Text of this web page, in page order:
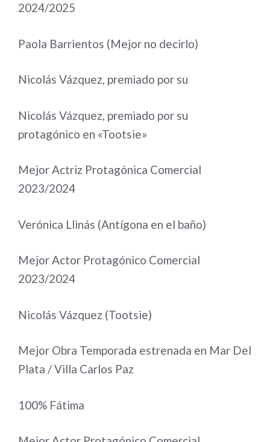
2024/2025
Paola Barrientos (Mejor no decirlo)
Nicolás Vázquez, premiado por su
Nicolás Vázquez, premiado por su
protagónico en «Tootsie»
Mejor Actriz Protagónica Comercial
2023/2024
Verónica Llinás (Antígona en el baño)
Mejor Actor Protagónico Comercial
2023/2024
Nicolás Vázquez (Tootsie)
Mejor Obra Temporada estrenada en Mar Del
Plata / Villa Carlos Paz
100% Fátima